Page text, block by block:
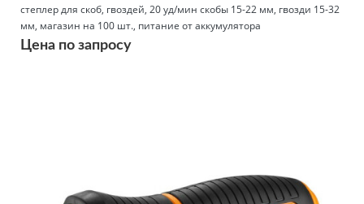
степлер для скоб, гвоздей, 20 уд/мин скобы 15-22 мм, гвозди 15-32
мм, магазин на 100 шт., питание от аккумулятора
Цена по запросу